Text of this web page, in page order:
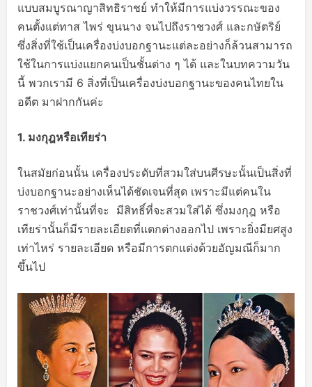
แบบสมบูรณาญาสิทธิราชย์ ทำให้มีการแบ่งวรรณะของ
คนตั้งแต่ทาส ไพร่ ขุนนาง จนไปถึงราชวงศ์ และกษัตริย์
ซึ่งสิ่งที่ใช้เป็นเครื่องบ่งบอกฐานะแต่ละอย่างก็ล้วนสามารถ
ใช้ในการแบ่งแยกคนเป็นชั้นต่าง ๆ ได้ และในบทความวัน
นี้ พวกเรามี 6 สิ่งที่เป็นเครื่องบ่งบอกฐานะของคนไทยใน
อดีต มาฝากกันค่ะ
1. มงกุฎหรือเทียร่า
ในสมัยก่อนนั้น เครื่องประดับที่สวมใส่บนศีรษะนั้นเป็นสิ่งที่
บ่งบอกฐานะอย่างเห็นได้ชัดเจนที่สุด เพราะมีแต่คนใน
ราชวงศ์เท่านั้นที่จะ มีสิทธิ์ที่จะสวมใส่ได้ ซึ่งมงกุฎ หรือ
เทียร่านั้นก็มีรายละเอียดที่แตกต่างออกไป เพราะยิ่งมียศสูง
เท่าไหร่ รายละเอียด หรือมีการตกแต่งด้วยอัญมณีก็มาก
ขึ้นไป